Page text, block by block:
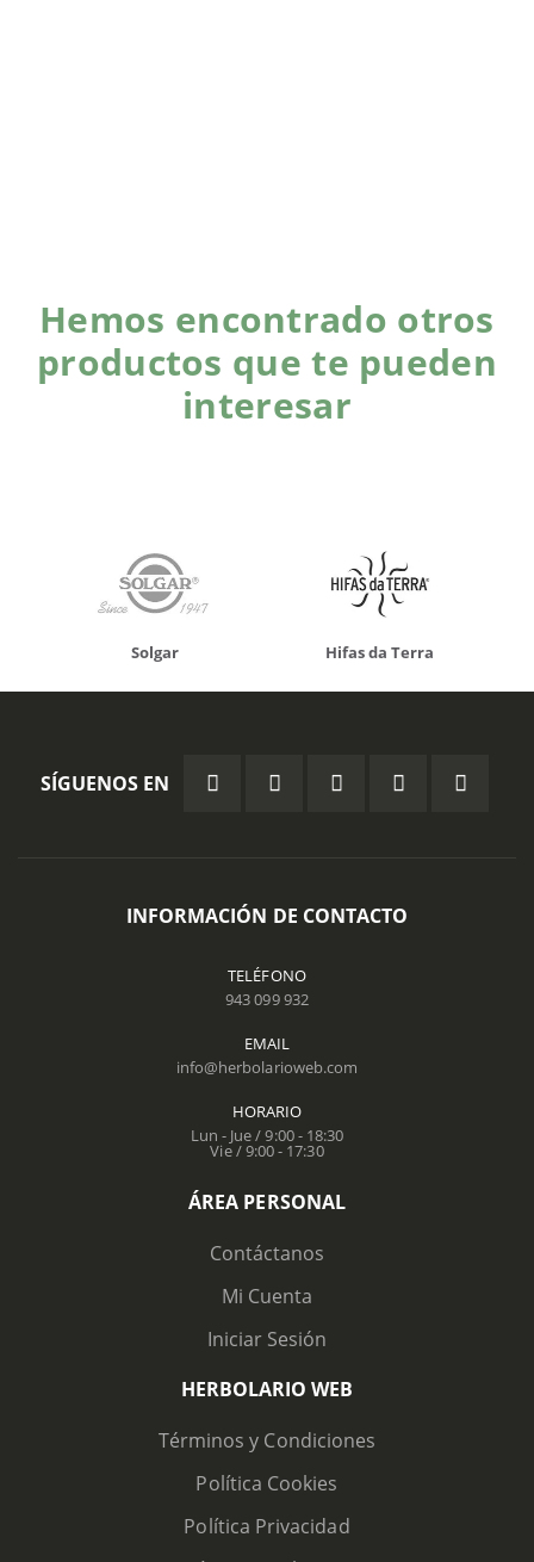
Hemos encontrado otros
productos que te pueden
interesar
Solgar Hifas da Terra
SÍGUENOS EN
INFORMACIÓN DE CONTACTO
TELÉFONO
943 099 932
EMAIL
info@herbolarioweb.com
HORARIO
Lun - Jue / 9:00 - 18:30
Vie / 9:00 - 17:30
ÁREA PERSONAL
Contáctanos
Mi Cuenta
Iniciar Sesión
HERBOLARIO WEB
Términos y Condiciones
Política Cookies
Política Privacidad